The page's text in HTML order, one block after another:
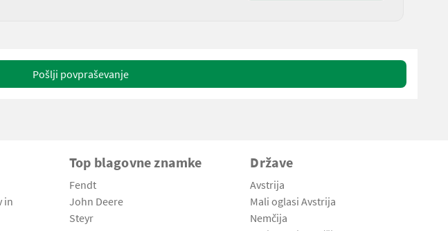
Pošlji povpraševanje
in
Top blagovne znamke
Fendt
John Deere
Steyr
Države
Avstrija
Mali oglasi Avstrija
Nemčija